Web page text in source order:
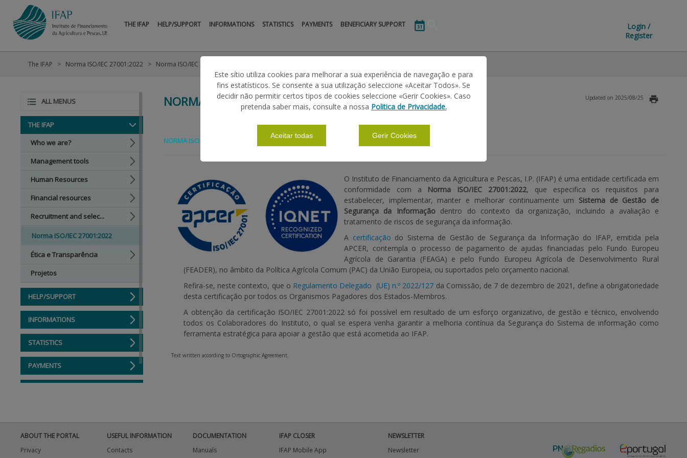
THE IFAP HELP/SUPPORT INFORMATIONS STATISTICS PAYMENTS BENEFICIARY SUPPORT
Login /
Register
ALL MENUS
THE IFAP
Who we are?
Management tools
Human Resources
Financial resources
Recruitment and selec...
Norma ISO/IEC 27001:2022
Ética e Transparência
Projetos
HELP/SUPPORT
INFORMATIONS
STATISTICS
PAYMENTS
The IFAP Norma ISO/IEC 27001:2022 Norma ISO/IEC 27001:2022
NORMA ISO/IEC 27001:2022
NORMA ISO/IEC 27001:2022 POLITICA DE SEGURANÇA DE INFORMAÇÃO |
Updated on 2025/08/25
O Instituto de Financiamento da Agricultura e Pescas, I.P. (IFAP) é uma entidade certificada em
conformidade com a Norma ISO/IEC 27001:2022, que especifica os requisitos para
estabelecer, implementar, manter e melhorar continuamente um Sistema de Gestão de
Segurança da Informaçãodentro do contexto da organização, incluindo a avaliação e
tratamento de riscos de segurança da informação.
A certificação do Sistema de Gestão de Segurança da Informação do IFAP, emitida pela
APCER, contempla o processo de pagamento de ajudas financiadas pelo Fundo Europeu
Agrícola de Garantia (FEAGA) e pelo Fundo Europeu Agrícola de Desenvolvimento Rural
(FEADER), no âmbito da Política Agrícola Comum (PAC) da União Europeia, ou suportados pelo orçamento nacional.
Refira-se, neste contexto, que o Regulamento Delegado (UE) n.º 2022/127 da Comissão, de 7 de dezembro de 2021, define a obrigatoriedade
desta certificação por todos os Organismos Pagadores dos Estados-Membros.
A obtenção da certificação ISO/IEC 27001:2022 só foi possível em resultado de um esforço organizativo, de gestão e técnico, envolvendo
todos os Colaboradores do Instituto, o qual se espera venha garantir a melhoria contínua da Segurança do Sistema de informação como
ferramenta estratégica para apoiar a gestão que está acometida ao IFAP.
Text written according to Ortographic Agreement.
ABOUT THE PORTAL
Privacy
USEFUL INFORMATION
Contacts
DOCUMENTATION
Manuals
IFAP CLOSER
IFAP Mobile App
NEWSLETTER
Newsletter
Este sítio utiliza cookies para melhorar a sua experiência de navegação e para
fins estatísticos. Se consente a sua utilização seleccione «Aceitar Todos». Se
decidir não permitir certos tipos de cookies seleccione «Gerir Cookies». Caso
pretenda saber mais, consulte a nossa Politica de Privacidade.
Aceitar todas Gerir Cookies